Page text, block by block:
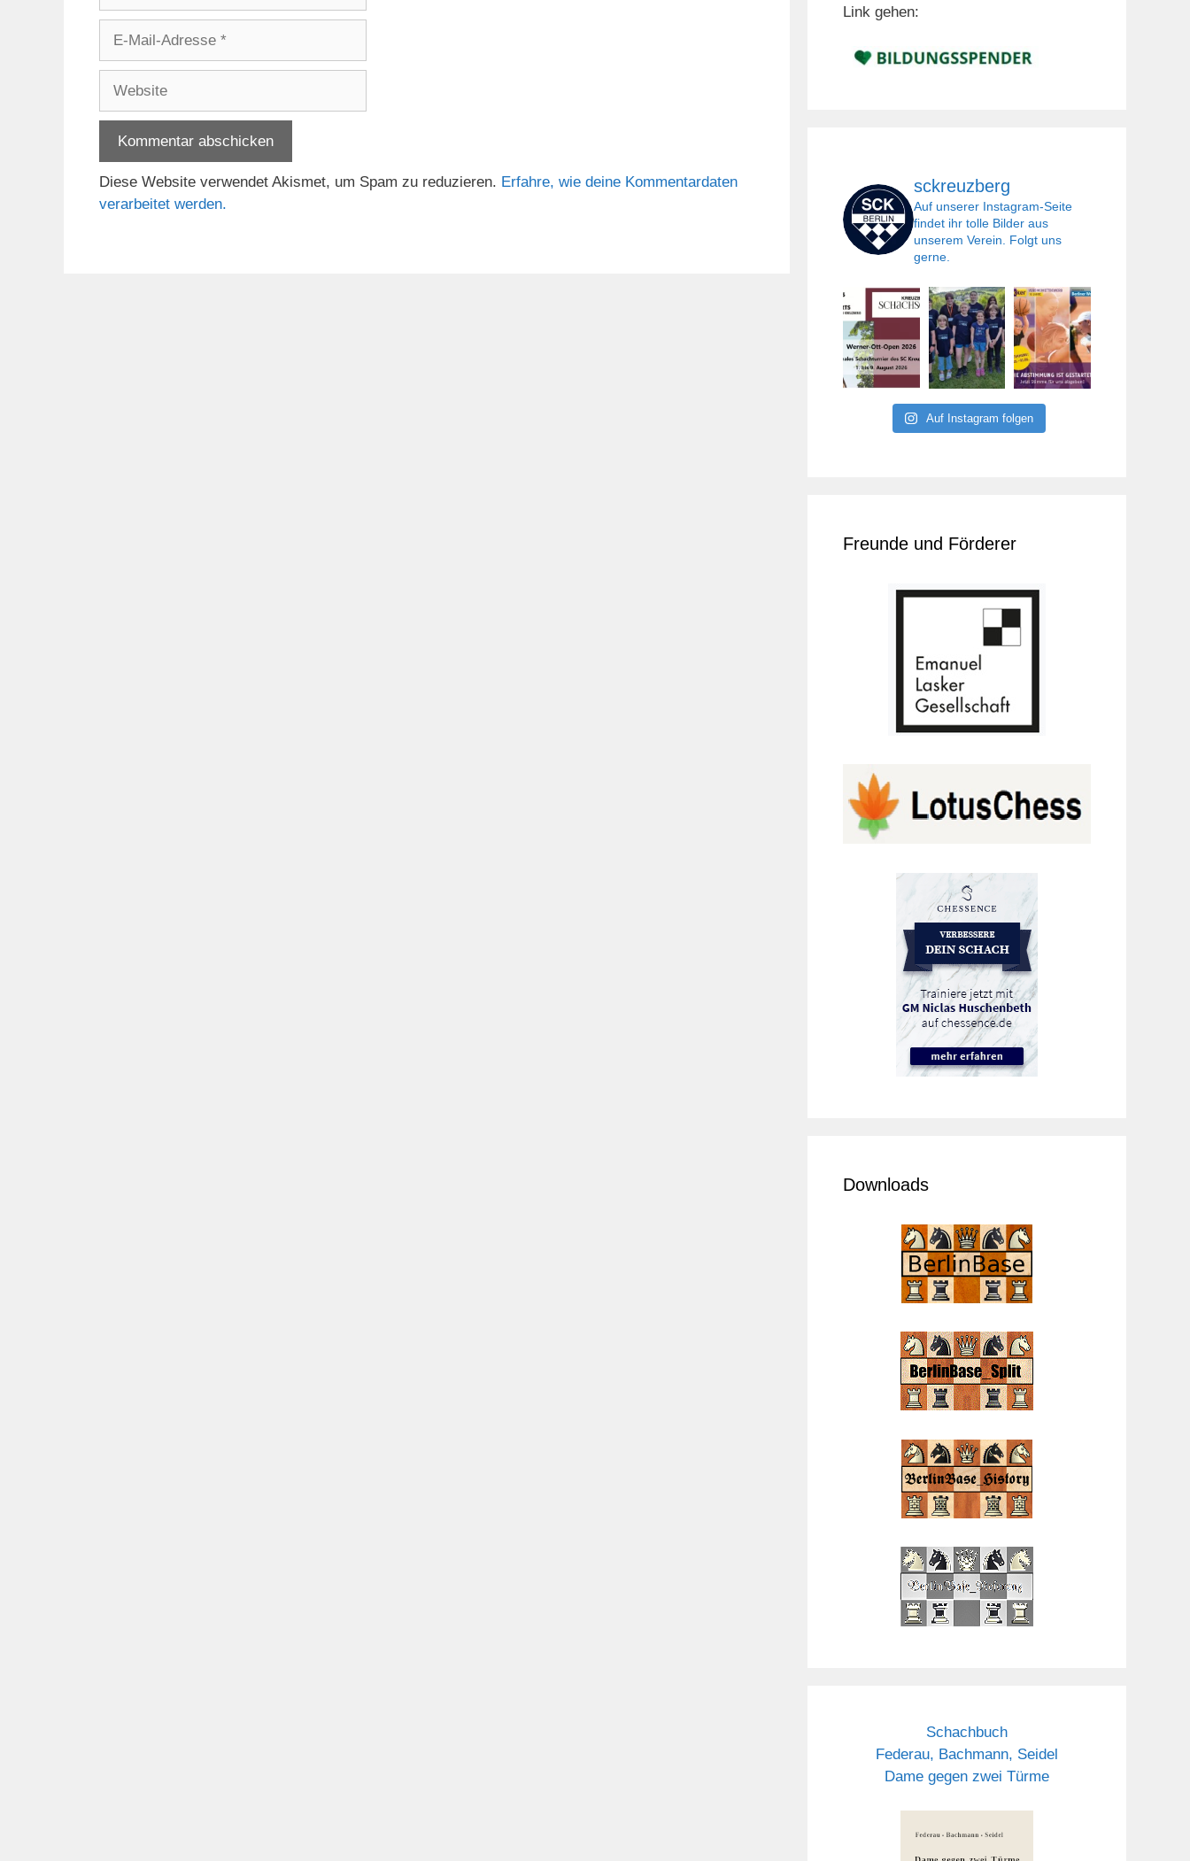
Adresse
Diese Website verwendet Akismet, um Spam zu reduzieren. Erfahre, wie deine Kommentardaten
verarbeitet werden.
Link gehen:
sckreuzberg
Auf unserer Instagram-Seite
findet ihr tolle Bilder aus
unserem Verein. Folgt uns
gerne.
Auf Instagram folgen
Freunde und Förderer
Downloads
Schachbuch
Federau, Bachmann, Seidel
Dame gegen zwei Türme